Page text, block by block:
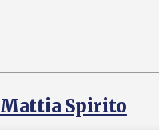
Mattia Spirito